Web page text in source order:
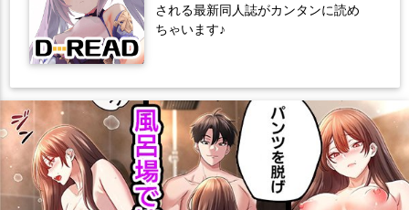
される最新同人誌がカンタンに読め
ちゃいます♪